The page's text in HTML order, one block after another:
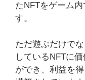
たNFTをゲーム
す。
ただ遊ぶだけで
しているNFTに
ができ、利益を